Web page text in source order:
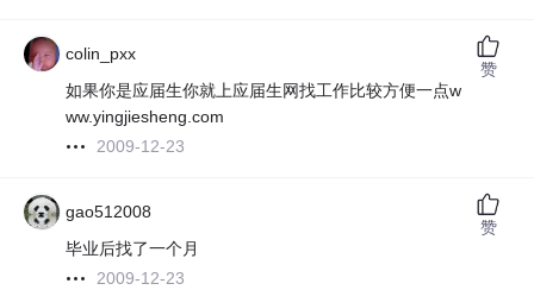
colin_pxx
如果你是应届生你就上应届生网找工作比较方便一点w
ww.yingjiesheng.com
2009-12-23
赞
gao512008
毕业后找了一个月
2009-12-23
赞